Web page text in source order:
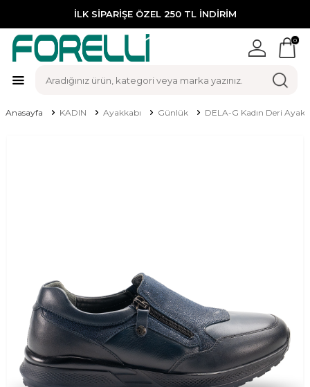
İLK SİPARİŞE ÖZEL 250 TL İNDİRİM
0
Anasayfa KADIN Ayakkabı Günlük DELA-G Kadın Deri